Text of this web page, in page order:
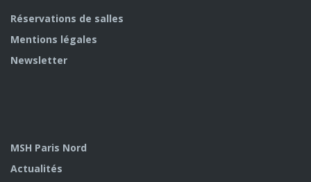
Réservations de salles
Mentions légales
Newsletter
MSH Paris Nord
Actualités